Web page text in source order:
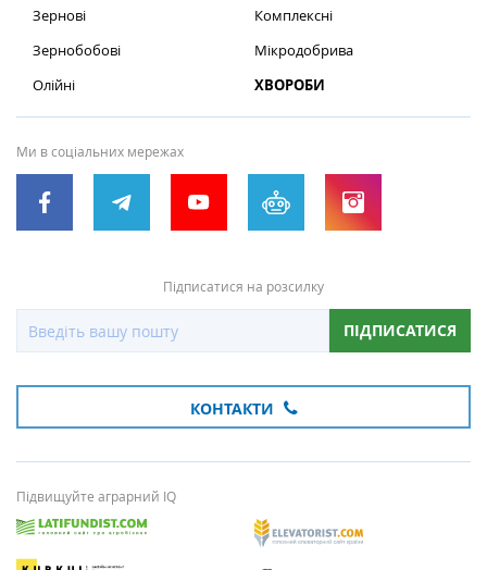
Зернові
Зернобобові
Олійні
Комплексні
Мікродобрива
ХВОРОБИ
Ми в соціальних мережах
Підписатися на розсилку
ПІДПИСАТИСЯ
КОНТАКТИ
Підвищуйте аграрний IQ